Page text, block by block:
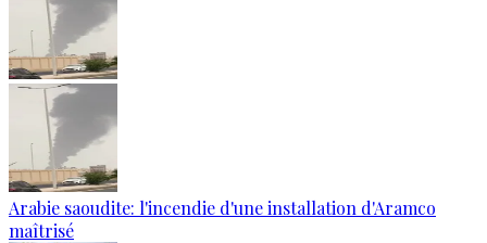
Arabie saoudite: l'incendie d'une installation d'Aramco
maîtrisé